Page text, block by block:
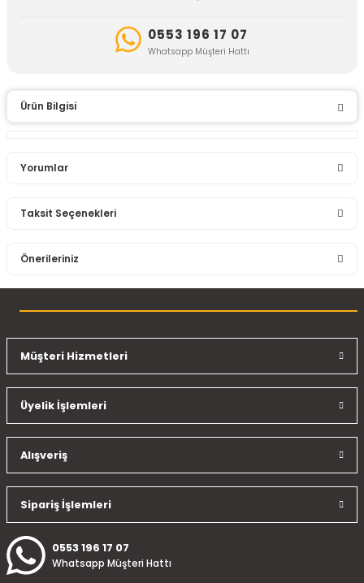
0553 196 17 07
Whatsapp Müşteri Hattı
Ürün Bilgisi
Yorumlar
Taksit Seçenekleri
Önerileriniz
konularda yetersiz gördüğünüz noktaları öneri formunu
Ürün resmi kalitesiz, bozuk veya görüntülenemiyor.
Ürün açıklamasında eksik bilgiler bulunuyor.
Ürün fiyatı diğer sitelerden daha pahalı.
Bu ürüne benzer farklı alternatifler olmalı.
Müşteri Hizmetleri
Üyelik İşlemleri
Alışveriş
Sipariş İşlemleri
0553 196 17 07
Whatsapp Müşteri Hattı